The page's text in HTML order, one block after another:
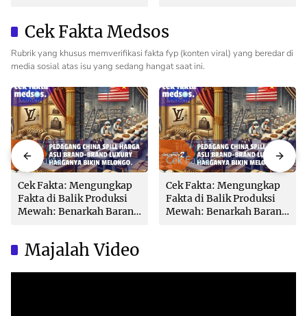
Cek Fakta Medsos
Rubrik yang khusus memverifikasi fakta fyp (konten viral) yang beredar di
media sosial atas isu yang sedang hangat saat ini.
Cek Fakta
Cek Fakta: Mengungkap
Fakta di Balik Produksi
Mewah: Benarkah Barang
Cek Fakta
Cek Fakta: Mengungkap
Fakta di Balik Produksi
Mewah: Benarkah Barang
Majalah Video